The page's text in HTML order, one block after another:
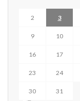
2 3
9 10
16 17
23 24
30
31